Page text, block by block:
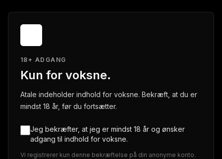
18+ ADGANG
Kun for voksne.
Atale indeholder indhold for voksne. Bekræft, at du er
mindst 18 år, før du fortsætter.
Jeg bekræfter, at jeg er mindst 18 år og ønsker
adgang til indhold for voksne.
Vi registrerer kun denne bekræftelse på din anonyme konto.